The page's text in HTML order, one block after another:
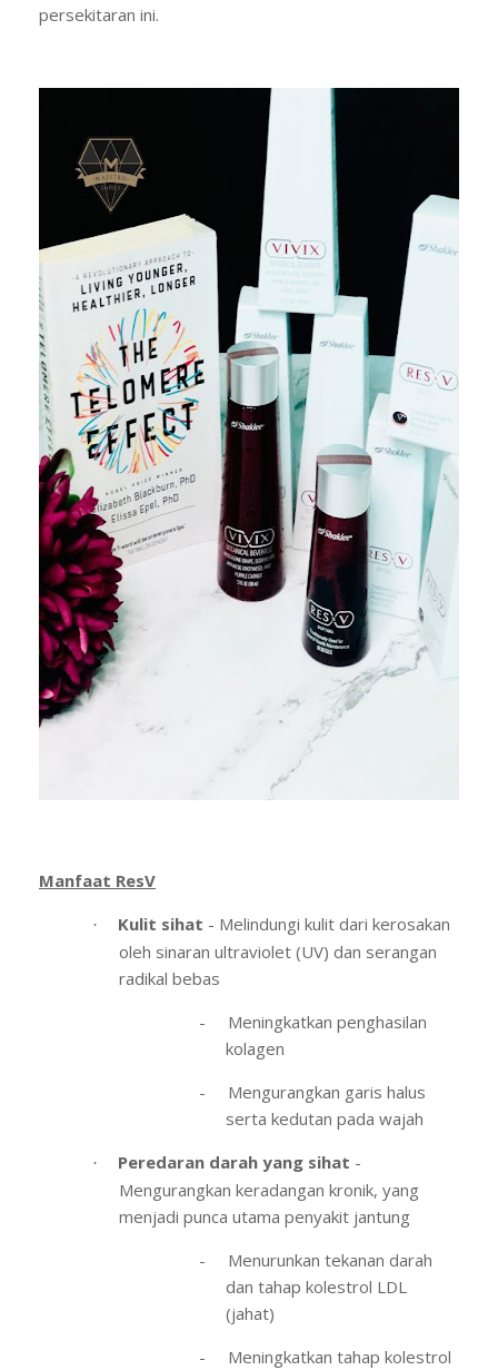
persekitaran ini.
Manfaat ResV
· Kulit sihat - Melindungi kulit dari kerosakan
oleh sinaran ultraviolet (UV) dan serangan
radikal bebas
-
Meningkatkan penghasilan
kolagen
-
Mengurangkan garis halus
serta kedutan pada wajah
· Peredaran darah yang sihat -
Mengurangkan keradangan kronik, yang
menjadi punca utama penyakit jantung
-
Menurunkan tekanan darah
dan tahap kolestrol LDL
(jahat)
-
Meningkatkan tahap kolestrol